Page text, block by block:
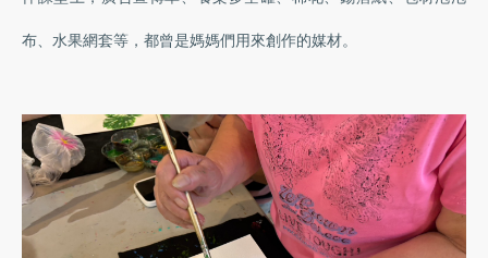
布、水果網套等，都曾是媽媽們用來創作的媒材。